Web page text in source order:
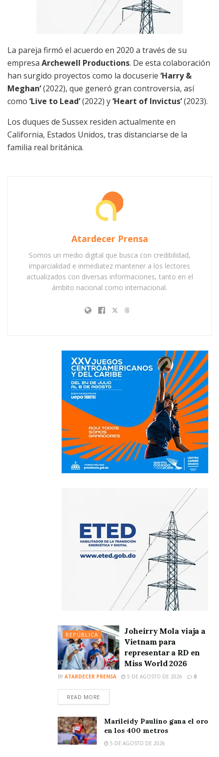
La pareja firmó el acuerdo en 2020 a través de su
empresa Archewell Productions. De esta colaboración
han surgido proyectos como la docuserie ‘Harry &
Meghan’(2022), que generó gran controversia, así
como ‘Live to Lead’(2022) y‘Heart of Invictus’(2023).
Los duques de Sussex residen actualmente en
California, Estados Unidos, tras distanciarse de la
familia real británica.
Atardecer Prensa
Somos un medio digital que busca con credibilidad,
imparcialidad e inmediatez mantener a los lectores
actualizados con diversas informaciones, tanto en el
ámbito nacional como internacional.
REPÚBLICA
Joheirry Mola viaja a
Vietnam para
representar a RD en
Miss World 2026
BY ATARDECER PRENSA 5 DE AGOSTO DE 2026 0
READ MORE
Marileidy Paulino gana el oro
en los 400 metros
5 DE AGOSTO DE 2026